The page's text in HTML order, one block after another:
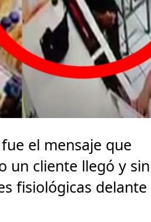
el mensaje que
un cliente llegó y sin
fisiológicas delante